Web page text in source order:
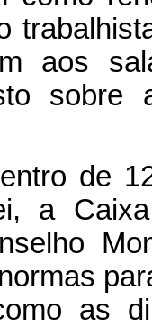
aos
sobre
de
a
as